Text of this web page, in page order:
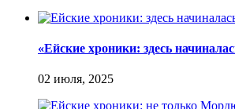
«Ейские хроники: здесь